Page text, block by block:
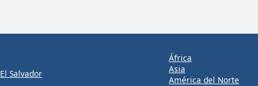
El Salvador
África
Asia
América del Norte